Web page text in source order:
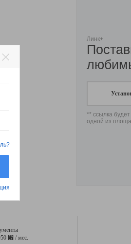
Линк+
** ссылка
одной из
⃏ / мес.